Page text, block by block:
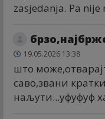
zasjedanja. Pa
19.05.2026 13:38
што
саво,звани
наљути...уфуфуф